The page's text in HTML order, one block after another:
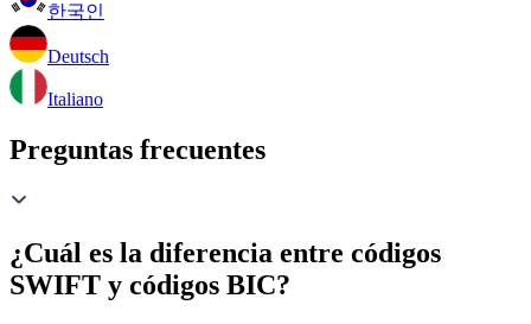
한국인
Deutsch
Italiano
Preguntas frecuentes
¿Cuál es la diferencia entre códigos
SWIFT y códigos BIC?